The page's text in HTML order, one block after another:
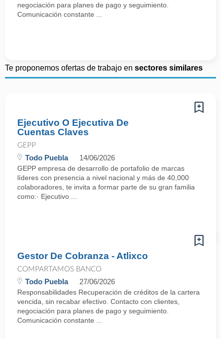
negociación para planes de pago y seguimiento.
Comunicación constante ...
Te proponemos ofertas de trabajo en sectores similares
Ejecutivo O Ejecutiva De
Cuentas Claves
GEPP
Todo Puebla 14/06/2026
GEPP empresa de desarrollo de portafolio de marcas
líderes con presencia a nivel nacional y más de 40,000
colaboradores, te invita a formar parte de su gran familia
como:· Ejecutivo ...
Gestor De Cobranza - Atlixco
COMPARTAMOS BANCO
Todo Puebla 27/06/2026
Responsabilidades Recuperación de créditos de la cartera
vencida, sin recabar efectivo. Contacto con clientes,
negociación para planes de pago y seguimiento.
Comunicación constante ...